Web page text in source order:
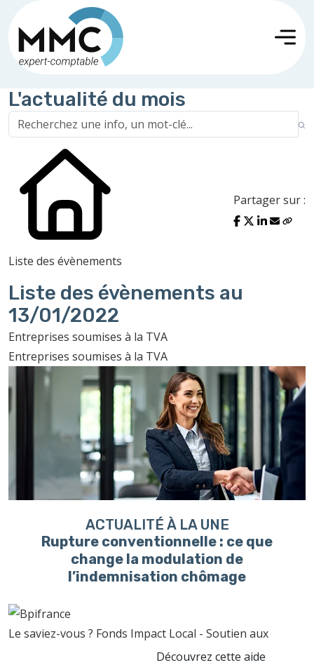
L'actualité du mois
Liste des évènements
Partager sur :
Liste des évènements au
13/01/2022
Entreprises soumises à la TVA
Entreprises soumises à la TVA
ACTUALITÉ À LA UNE
Rupture conventionnelle : ce que
change la modulation de
l’indemnisation chômage
Le saviez-vous ? Fonds Impact Local - Soutien aux
Découvrez cette aide